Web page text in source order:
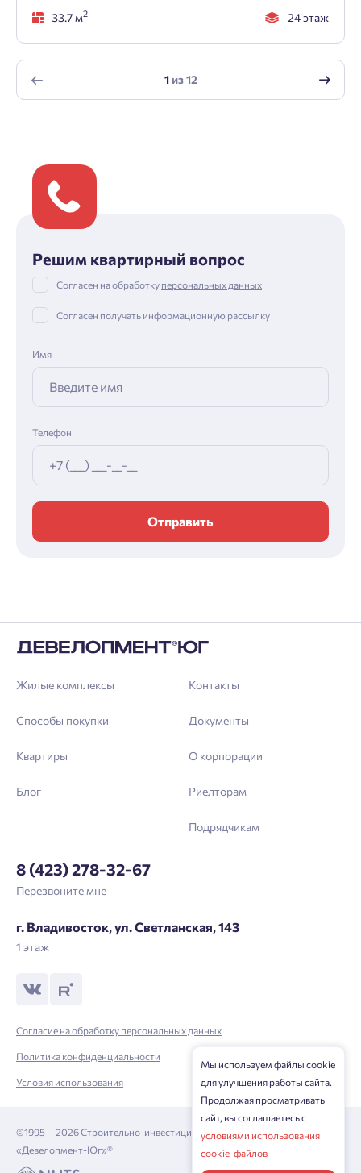
33.7 м2 24 этаж
1из12
Решим квартирный вопрос
Согласен на обработку персональных данных
Согласен получать информационную рассылку
Имя
Телефон
Отправить
Жилые комплексы
Способы покупки
Квартиры
Блог
Контакты
Документы
О корпорации
Риелторам
Подрядчикам
8 (423) 278-32-67
Перезвоните мне
г. Владивосток, ул. Светланская, 143
1 этаж
Согласие на обработку персональных данных
Политика конфиденциальности
Условия использования
©1995 — 2026 Строительно-инвестиционная корпорация
«Девелопмент-Юг»®
Мы используем файлы cookie
для улучшения работы сайта.
Продолжая просматривать
сайт, вы соглашаетесь с
условиями использования
cookie-файлов